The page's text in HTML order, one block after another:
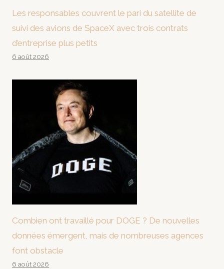
Les responsables couvrent le pari du satellite de
suivi des avions de SpaceX avec trois contrats
d’entreprise plus petits
6 août 2026
Combien ont travaillé pour DOGE ? De nouvelles
données émergent, mais de nombreuses agences
font obstacle
6 août 2026